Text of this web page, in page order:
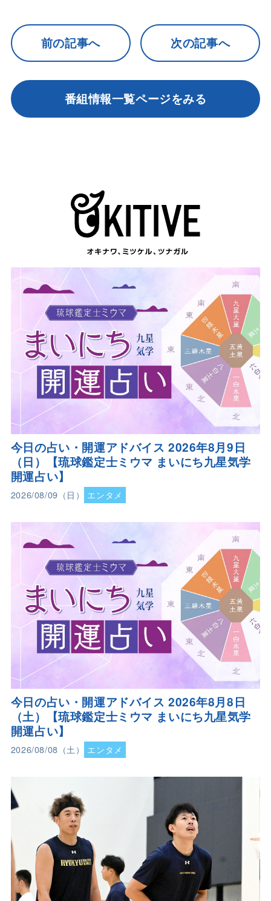
前の記事へ 次の記事へ
番組情報一覧ページをみる
今日の占い・開運アドバイス 2026年8月9日
（日）【琉球鑑定士ミウマ まいにち九星気学
開運占い】
2026/08/09（日） エンタメ
今日の占い・開運アドバイス 2026年8月8日
（土）【琉球鑑定士ミウマ まいにち九星気学
開運占い】
2026/08/08（土） エンタメ